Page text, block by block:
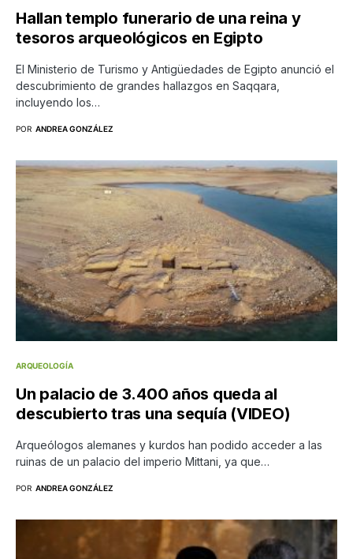
Hallan templo funerario de una reina y
tesoros arqueológicos en Egipto
El Ministerio de Turismo y Antigüedades de Egipto anunció el
descubrimiento de grandes hallazgos en Saqqara,
incluyendo los…
POR ANDREA GONZÁLEZ
ARQUEOLOGÍA
Un palacio de 3.400 años queda al
descubierto tras una sequía (VIDEO)
Arqueólogos alemanes y kurdos han podido acceder a las
ruinas de un palacio del imperio Mittani, ya que…
POR ANDREA GONZÁLEZ